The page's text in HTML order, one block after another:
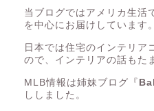
当ブログではアメリカ生活
を中心にお届けしています。
日本では住宅のインテリア
ので、インテリアの話もた
MLB情報は姉妹ブログ『
ししました。